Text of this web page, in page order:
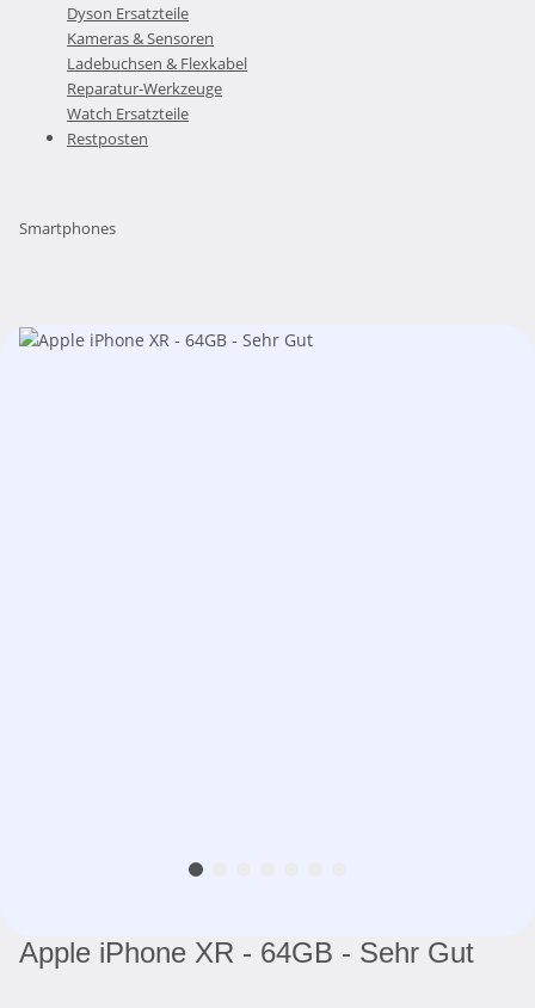
Dyson Ersatzteile
Kameras & Sensoren
Ladebuchsen & Flexkabel
Reparatur-Werkzeuge
Watch Ersatzteile
Restposten
Smartphones
Apple iPhone XR - 64GB - Sehr Gut